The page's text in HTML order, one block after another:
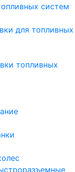
систем
для топливных
топливных